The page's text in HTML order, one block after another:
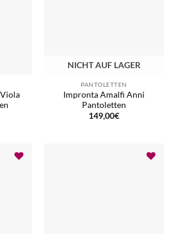
NICHT AUF LAGER
PANTOLETTEN
Impronta Amalfi Anni
Pantoletten
149,00€